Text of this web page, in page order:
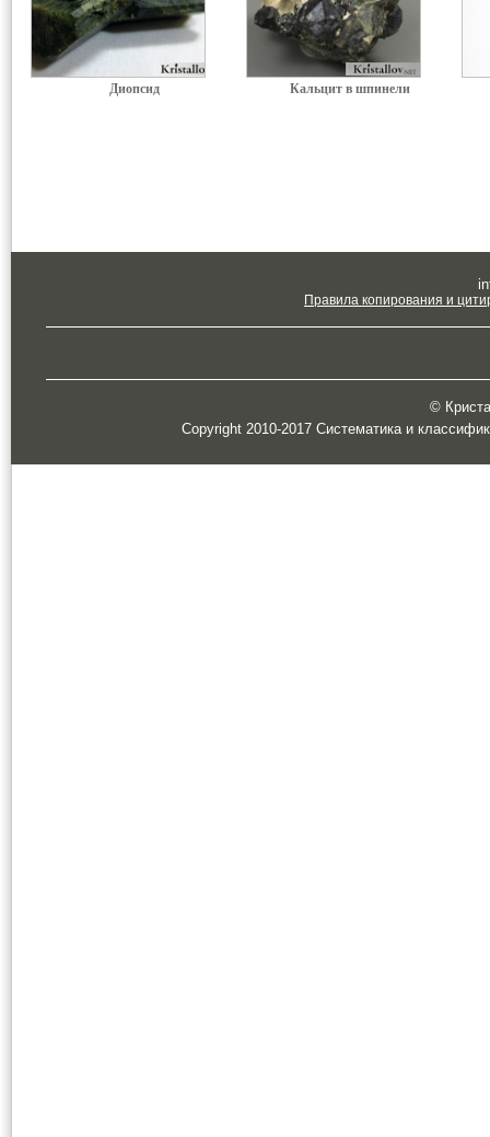
Диопсид Кальцит в шпинели
Правила копирования и
©
Copyright 2010-2017 Систематика и